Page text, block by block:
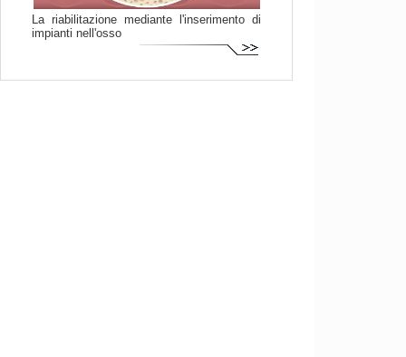
La riabilitazione mediante l'inserimento di
impianti nell'osso